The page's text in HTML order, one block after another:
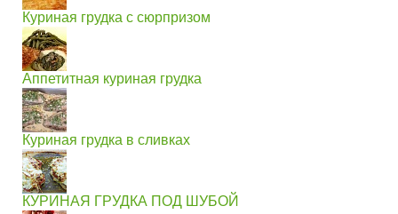
Куриная грудка с сюрпризом
Аппетитная куриная грудка
Куриная грудка в сливках
КУРИНАЯ ГРУДКА ПОД ШУБОЙ